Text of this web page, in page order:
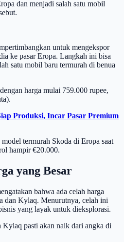
dan menjadi salah satu mobil
untuk mengekspor
ke pasar Eropa. Langkah ini bisa
satu mobil baru termurah di benua
harga mulai 759.000 rupee,
Produksi, Incar Pasar Premium
termurah Skoda di Eropa saat
hampir €20.000.
yang Besar
bahwa ada celah harga
dan Kylaq. Menurutnya, celah ini
yang layak untuk dieksplorasi.
Kylaq pasti akan naik dari angka di